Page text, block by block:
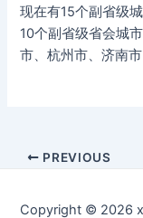
现在有15个副省级城
10个副省级省会城
市、杭州市、济南
Post
PREVIOUS
Copyright © 2026